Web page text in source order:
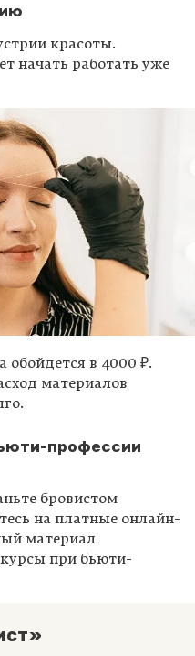
красоты.
начать работать уже
обойдется в 4000 ₽.
материалов
профессии
бровистом
на платные онлайн-
материал
при бьюти-